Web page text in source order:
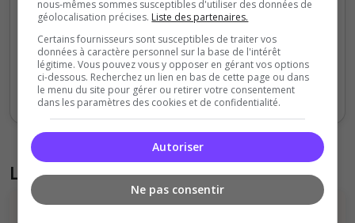
0
1000
Sept Oct Nov Déc Jan Fév Mars Avr Mai Juil
Votes Clics
Liste des avis du serveur
nous-mêmes sommes susceptibles d'utiliser des données de
géolocalisation précises. Liste des partenaires.
Certains fournisseurs sont susceptibles de traiter vos
données à caractère personnel sur la base de l'intérêt
légitime. Vous pouvez vous y opposer en gérant vos options
ci-dessous. Recherchez un lien en bas de cette page ou dans
le menu du site pour gérer ou retirer votre consentement
dans les paramètres des cookies et de confidentialité.
Autoriser
Ne pas consentir